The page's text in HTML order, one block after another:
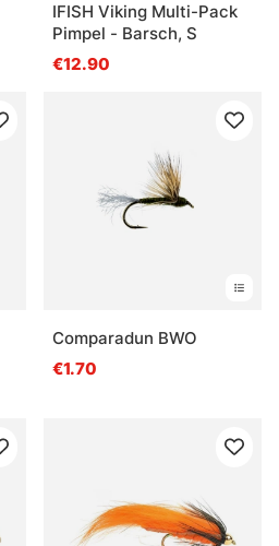
IFISH Viking Multi-Pack
Pimpel - Barsch, S
€12.90
Comparadun BWO
€1.70